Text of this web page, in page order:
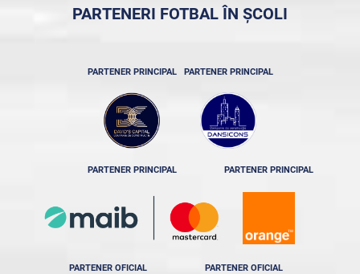
PARTENERI FOTBAL ÎN ȘCOLI
PARTENER PRINCIPAL PARTENER PRINCIPAL
PARTENER PRINCIPAL PARTENER PRINCIPAL
PARTENER OFICIAL PARTENER OFICIAL